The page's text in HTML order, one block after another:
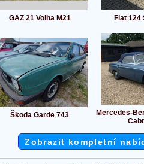
GAZ 21 Volha M21 Fiat 124
Škoda Garde 743
Mercedes-
Zobrazit kompletní